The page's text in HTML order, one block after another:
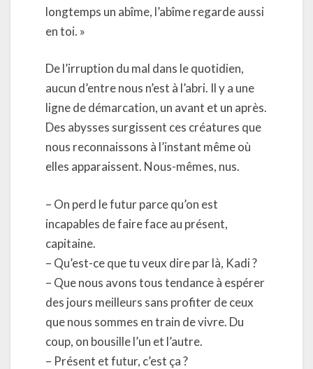
longtemps un abîme, l’abîme regarde aussi
en toi. »
De l’irruption du mal dans le quotidien,
aucun d’entre nous n’est à l’abri. Il y a une
ligne de démarcation, un avant et un après.
Des abysses surgissent ces créatures que
nous reconnaissons à l’instant même où
elles apparaissent. Nous-mêmes, nus.
– On perd le futur parce qu’on est
incapables de faire face au présent,
capitaine.
– Qu’est-ce que tu veux dire par là, Kadi ?
– Que nous avons tous tendance à espérer
des jours meilleurs sans profiter de ceux
que nous sommes en train de vivre. Du
coup, on bousille l’un et l’autre.
– Présent et futur, c’est ça ?